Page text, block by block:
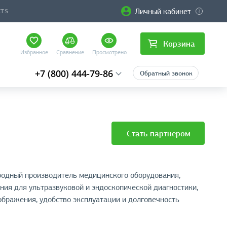
Личный кабинет
Избранное Сравнение Просмотрено
Корзина
+7 (800) 444-79-86 Обратный звонок
Стать партнером
производитель медицинского оборудования,
для ультразвуковой и эндоскопической диагностики,
удобство эксплуатации и долговечность